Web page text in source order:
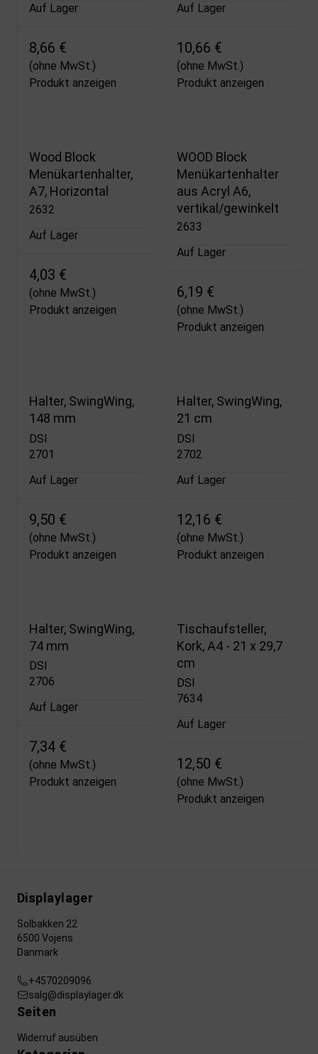
Auf Lager
8,66 €
(ohne MwSt.)
Produkt anzeigen
Auf Lager
10,66 €
(ohne MwSt.)
Produkt anzeigen
Wood Block
Menükartenhalter,
A7, Horizontal
2632
Auf Lager
4,03 €
(ohne MwSt.)
Produkt anzeigen
WOOD Block
Menükartenhalter
aus Acryl A6,
vertikal/gewinkelt
2633
Auf Lager
6,19 €
(ohne MwSt.)
Produkt anzeigen
Halter, SwingWing,
148 mm
DSI
2701
Auf Lager
9,50 €
(ohne MwSt.)
Produkt anzeigen
Halter, SwingWing,
21 cm
DSI
2702
Auf Lager
12,16 €
(ohne MwSt.)
Produkt anzeigen
Halter, SwingWing,
74 mm
DSI
2706
Auf Lager
7,34 €
(ohne MwSt.)
Produkt anzeigen
Tischaufsteller,
Kork, A4 - 21 x 29,7
cm
DSI
7634
Auf Lager
12,50 €
(ohne MwSt.)
Produkt anzeigen
Displaylager
Solbakken 22
6500 Vojens
Danmark
+4570209096
salg@displaylager.dk
Seiten
Widerruf ausüben